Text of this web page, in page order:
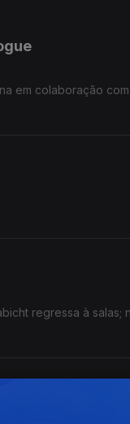
em colaboração
regressa à salas;